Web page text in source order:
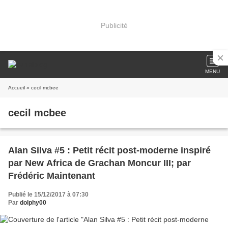
Publicité
MENU
Accueil » cecil mcbee
cecil mcbee
Alan Silva #5 : Petit récit post-moderne inspiré
par New Africa de Grachan Moncur III; par
Frédéric Maintenant
Publié le 15/12/2017 à 07:30
Par dolphy00